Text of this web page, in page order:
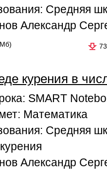
Средняя
Александр
73
курения в
SMART
Математика
Средняя
Александр